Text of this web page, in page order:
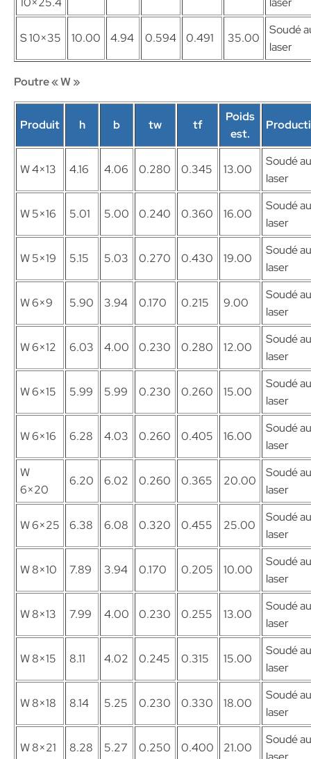
S 10×35 10.00 4.94 0.594 0.491 35.00
Soudé
laser
Poutre « W »
Produit h b tw tf
Poids
est.
W 4×13 4.16 4.06 0.280 0.345 13.00
Soudé au
laser
W 5×16 5.01 5.00 0.240 0.360 16.00
Soudé au
laser
W 5×19 5.15 5.03 0.270 0.430 19.00
Soudé au
laser
W 6×9 5.90 3.94 0.170 0.215 9.00
Soudé au
laser
W 6×12 6.03 4.00 0.230 0.280 12.00
Soudé au
laser
W 6×15 5.99 5.99 0.230 0.260 15.00
Soudé au
laser
W 6×16 6.28 4.03 0.260 0.405 16.00
Soudé au
laser
W
6×20
6.20 6.02 0.260 0.365 20.00
Soudé au
laser
W 6×25 6.38 6.08 0.320 0.455 25.00
Soudé au
laser
W 8×10 7.89 3.94 0.170 0.205 10.00
Soudé au
laser
W 8×13 7.99 4.00 0.230 0.255 13.00
Soudé au
laser
W 8×15 8.11 4.02 0.245 0.315 15.00
Soudé au
laser
W 8×18 8.14 5.25 0.230 0.330 18.00
Soudé au
laser
W 8×21 8.28 5.27 0.250 0.400 21.00
Soudé au